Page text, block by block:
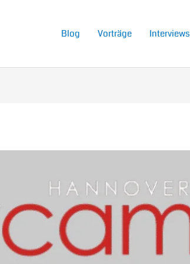
Blog Vorträge Interviews